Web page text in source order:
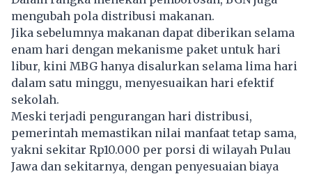
mengubah pola distribusi makanan.
Jika sebelumnya makanan dapat diberikan selama
enam hari dengan mekanisme paket untuk hari
libur, kini MBG hanya disalurkan selama lima hari
dalam satu minggu, menyesuaikan hari efektif
sekolah.
Meski terjadi pengurangan hari distribusi,
pemerintah memastikan nilai manfaat tetap sama,
yakni sekitar Rp10.000 per porsi di wilayah Pulau
Jawa dan sekitarnya, dengan penyesuaian biaya